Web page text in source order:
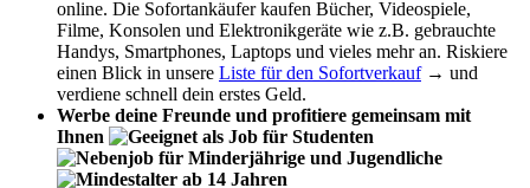
online. Die Sofortankäufer kaufen Bücher, Videospiele,
Filme, Konsolen und Elektronikgeräte wie z.B. gebrauchte
Handys, Smartphones, Laptops und vieles mehr an. Riskiere
einen Blick in unsere Liste für den Sofortverkauf→ und
verdiene schnell dein erstes Geld.
Werbe deine Freunde und profitiere gemeinsam mit
Ihnen